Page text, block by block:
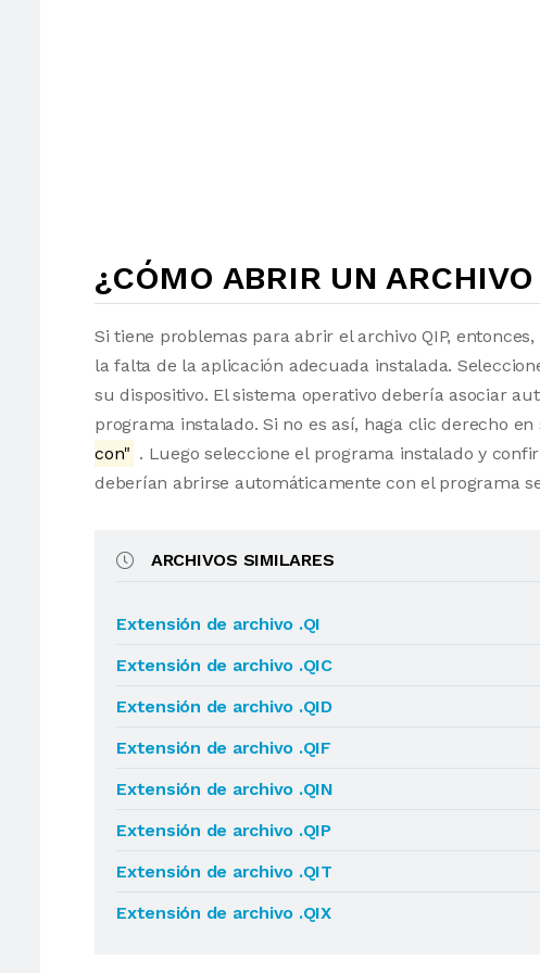
¿CÓMO ABRIR UN
Si tiene problemas para abrir el archivo QIP,
la falta de la aplicación adecuada instalada.
su dispositivo. El sistema operativo debería asociar
programa instalado. Si no es así, haga clic derecho
con" . Luego seleccione el programa instalado y
deberían abrirse automáticamente con el programa
ARCHIVOS SIMILARES
Extensión de archivo .QI
Extensión de archivo .QIC
Extensión de archivo .QID
Extensión de archivo .QIF
Extensión de archivo .QIN
Extensión de archivo .QIP
Extensión de archivo .QIT
Extensión de archivo .QIX